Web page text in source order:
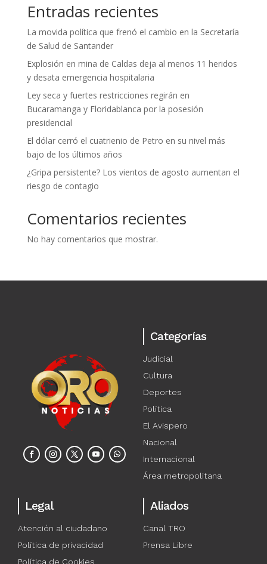
Entradas recientes
La movida política que frenó el cambio en la Secretaría
de Salud de Santander
Explosión en mina de Caldas deja al menos 11 heridos
y desata emergencia hospitalaria
Ley seca y fuertes restricciones regirán en
Bucaramanga y Floridablanca por la posesión
presidencial
El dólar cerró el cuatrienio de Petro en su nivel más
bajo de los últimos años
¿Gripa persistente? Los vientos de agosto aumentan el
riesgo de contagio
Comentarios recientes
No hay comentarios que mostrar.
Categorías
Judicial
Cultura
Deportes
Política
El Avispero
Nacional
Internacional
Área metropolitana
Legal
Atención al ciudadano
Política de privacidad
Política de Cookies
Aliados
Canal TRO
Prensa Libre